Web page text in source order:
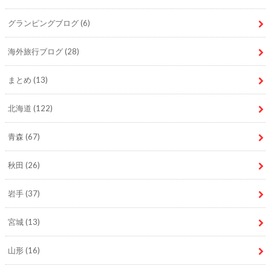
グランピングブログ(6)
海外旅行ブログ(28)
まとめ (13)
北海道 (122)
青森 (67)
秋田 (26)
岩手(37)
宮城(13)
山形(16)